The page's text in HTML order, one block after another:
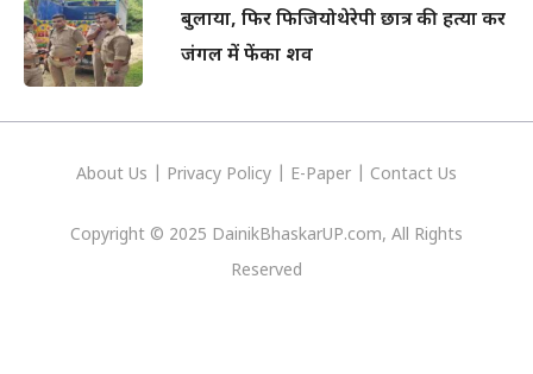
बुलाया, फिर फिजियोथेरेपी छात्र की हत्या कर
जंगल में फेंका शव
About Us Privacy Policy E-Paper Contact Us
Copyright © 2025 DainikBhaskarUP.com, All Rights
Reserved